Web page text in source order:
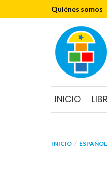
Quiénes somos
INICIO
INICIO ESPAÑOL